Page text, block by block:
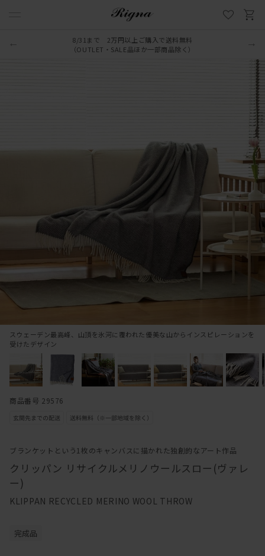
8/31まで 2万円以上ご購入で送料無料
（OUTLET・SALE品ほか一部商品除く）
ブランケットという1枚のキャンバスに描かれた独創的なアート作品
クリッパン リサイクルメリノウールスロー(ヴァレ
ー)
KLIPPAN RECYCLED MERINO WOOL THROW
スウェーデン最高峰、山頂を氷河に覆われた優美な山からインスピレーションを
受けたデザイン
完成品
商品番号 29576